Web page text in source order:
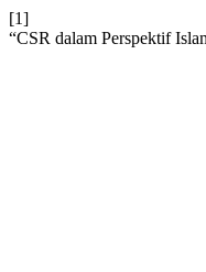
[1]
“CSR dalam Perspektif